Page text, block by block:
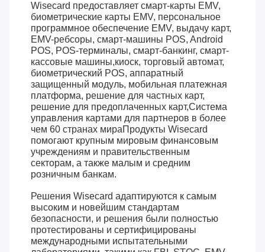
Wisecard предоставляет смарт-карты EMV,
биометрические карты EMV, персональное
программное обеспечение EMV, выдачу карт,
EMV-ребсоры, смарт-машины POS, Android
POS, POS-терминалы, смарт-банкинг, смарт-
кассовые машины,киоск, торговый автомат,
биометрический POS, аппаратный
защищенный модуль, мобильная платежная
платформа, решение для частных карт,
решение для предоплаченных карт,Система
управления картами для партнеров в более
чем 60 странах мираПродукты Wisecard
помогают крупным мировым финансовым
учреждениям и правительственным
секторам, а также малым и средним
розничным банкам.
Решения Wisecard адаптируются к самым
высоким и новейшим стандартам
безопасности, и решения были полностью
протестированы и сертифицированы
международными испытательными